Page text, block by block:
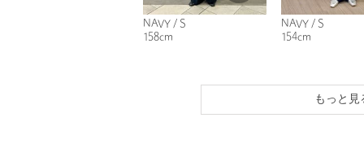
NAVY / S
158cm
NAVY / S
154cm
もっと見